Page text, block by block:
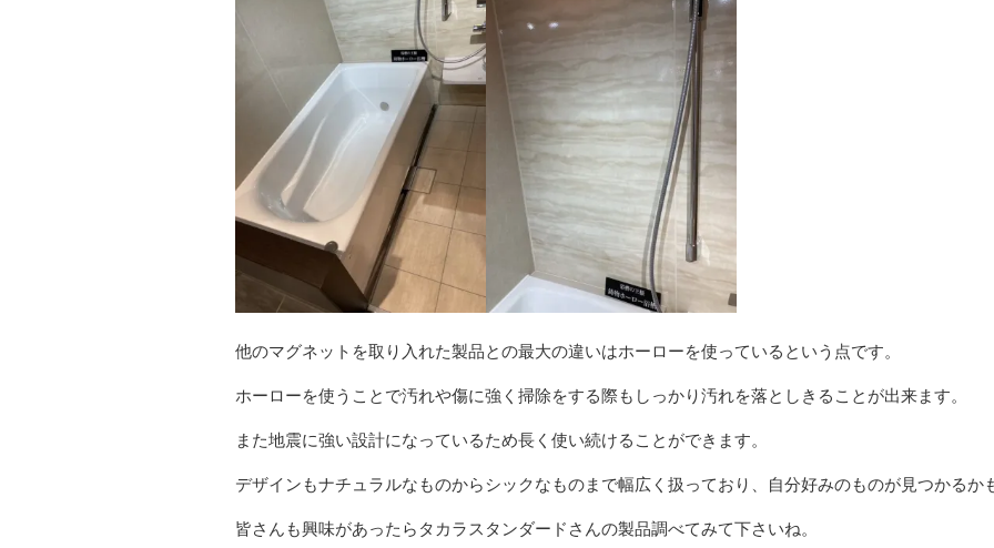
他のマグネットを取り入れた製品との最大の違いはホーローを使っているという点です。
ホーローを使うことで汚れや傷に強く掃除をする際もしっかり汚れを落としきることが出来ます。
また地震に強い設計になっているため長く使い続けることができます。
デザインもナチュラルなものからシックなものまで幅広く扱っており、自分好みのものが見つかるか
皆さんも興味があったらタカラスタンダードさんの製品調べてみて下さいね。